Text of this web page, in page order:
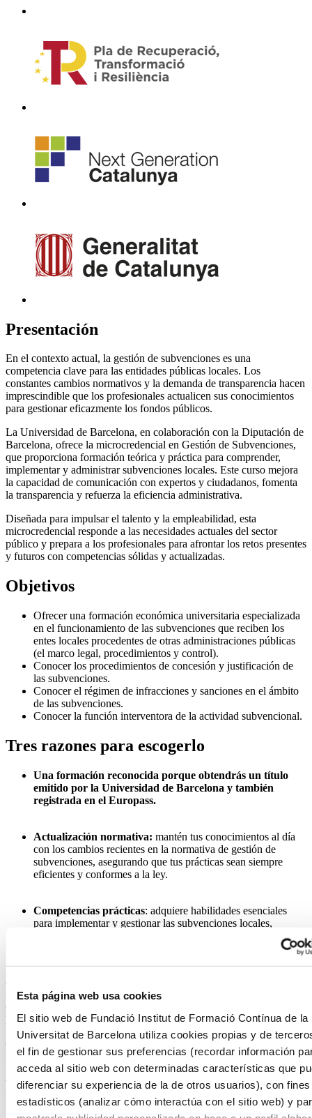
Esta página web usa cookies
El sitio web de Fundació Institut de Formació Contínua de la
Universitat de Barcelona utiliza cookies propias y de
el fin de gestionar sus preferencias (recordar información
acceda al sitio web con determinadas características que
diferenciar su experiencia de la de otros usuarios), con fines
estadísticos (analizar cómo interactúa con el sitio web) y
Presentación
En el contexto actual, la gestión de subvenciones es una
competencia clave para las entidades públicas locales. Los
constantes cambios normativos y la demanda de transparencia hacen
imprescindible que los profesionales actualicen sus conocimientos
para gestionar eficazmente los fondos públicos.
La Universidad de Barcelona, en colaboración con la Diputación de
Barcelona, ofrece la microcredencial en Gestión de Subvenciones,
que proporciona formación teórica y práctica para comprender,
implementar y administrar subvenciones locales. Este curso mejora
la capacidad de comunicación con expertos y ciudadanos, fomenta
la transparencia y refuerza la eficiencia administrativa.
Diseñada para impulsar el talento y la empleabilidad, esta
microcredencial responde a las necesidades actuales del sector
público y prepara a los profesionales para afrontar los retos presentes
y futuros con competencias sólidas y actualizadas.
Objetivos
Ofrecer una formación económica universitaria especializada
en el funcionamiento de las subvenciones que reciben los
entes locales procedentes de otras administraciones públicas
(el marco legal, procedimientos y control).
Conocer los procedimientos de concesión y justificación de
las subvenciones.
Conocer el régimen de infracciones y sanciones en el ámbito
de las subvenciones.
Conocer la función interventora de la actividad subvencional.
Tres razones para escogerlo
Una formación reconocida porque obtendrás un título
emitido por la Universidad de Barcelona y también
registrada en el Europass.
Actualización normativa: mantén tus conocimientos al día
con los cambios recientes en la normativa de gestión de
subvenciones, asegurando que tus prácticas sean siempre
eficientes y conformes a la ley.
Competencias prácticas: adquiere habilidades esenciales
para implementar y gestionar las subvenciones locales,
mejorando tu capacidad para tomar decisiones informadas y
Certificado de Microcredencial Universitaria por la Universitat de
Barcelona.
Curso propio diseñado según las directrices del Espacio Europeo de
Educación Superior y equivalente a 3 créditos ECTS
Programa
Introducción. Las subvenciones y su gestión.